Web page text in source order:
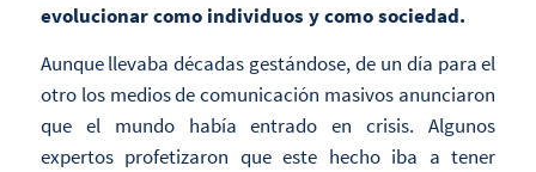
evolucionar como individuos y como sociedad.
Aunque llevaba décadas gestándose, de un día para el
otro los medios de comunicación masivos anunciaron
que el mundo había entrado en crisis. Algunos
expertos profetizaron que este hecho iba a tener